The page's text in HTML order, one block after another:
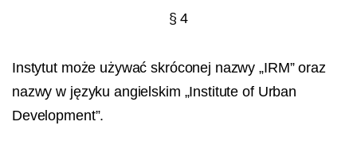
§ 4
Instytut może używać skróconej nazwy „IRM” oraz
nazwy w języku angielskim „Institute of Urban
Development”.